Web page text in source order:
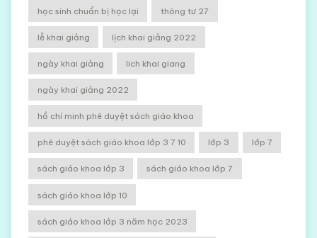
học sinh chuẩn bị học lại thông tư 27
lễ khai giảng lịch khai giảng 2022
ngày khai giảng lich khai giang
ngày khai giảng 2022
hồ chí minh phê duyệt sách giáo khoa
phê duyệt sách giáo khoa lớp 3 7 10 lớp 3 lớp 7
sách giáo khoa lớp 3 sách giáo khoa lớp 7
sách giáo khoa lớp 10
sách giáo khoa lớp 3 năm học 2023